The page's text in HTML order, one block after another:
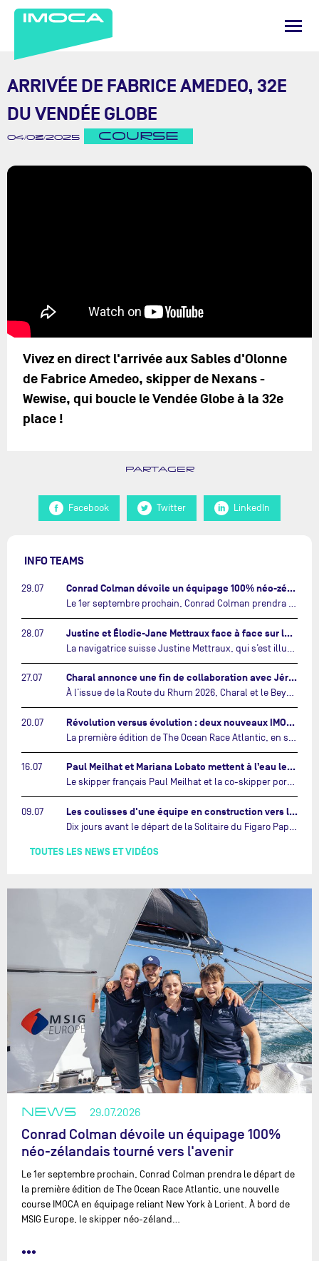
ARRIVÉE DE FABRICE AMEDEO, 32E
DU VENDÉE GLOBE
04/03/2025 COURSE
Vivez en direct l'arrivée aux Sables d'Olonne
de Fabrice Amedeo, skipper de Nexans -
Wewise, qui boucle le Vendée Globe à la 32e
place !
PARTAGER
Facebook Twitter LinkedIn
INFO TEAMS
29.07 Conrad Colman dévoile un équipage 100% néo-zélandais tourné vers l'avenir…
Le 1er septembre prochain, Conrad Colman prendra le départ de la première édition de The Ocean Race Atlantic, une nouvelle course IMOCA en équipage reliant New York à Lorient. À bord de MSIG Europe, le skipper néo-zélandais sera entouré de trois jeunes talents issus de la voile néo-zélandaise : Megan Thomson, Anna Merchant et Aaron Hume-Merry.…
28.07 Justine et Élodie-Jane Mettraux face à face sur la transatlantique The Ocean Race Atlantic…
27.07 Charal annonce une fin de collaboration avec Jérémie Beyou et le Beyou Racing après la Route du Rhum…
À l’issue de la Route du Rhum 2026, Charal et le Beyou Racing mettront fin à leur collaboration. Il a été décidé de manière concertée, après dix ans d’une collaboration riche et performante, d’ouvrir une nouvelle ère pour le projet du Charal Sailing Team.…
20.07 Révolution versus évolution : deux nouveaux IMOCA très différents se préparent pour The Ocean Race Atlantic…
16.07 Paul Meilhat et Mariana Lobato mettent à l’eau leur bateau et lancent leur nouvelle campagne « United by the Ocean »…
Le skipper français Paul Meilhat et la co-skipper portugaise Mariana Lobato mettent à l’eau aujourd’hui à Lorient leur IMOCA à bord duquel ils participeront à The Ocean Race Atlantic (septembre 2026) puis à The Ocean Race, le tour du monde en équipage (janvier 2027).…
09.07 Les coulisses d'une équipe en construction vers le Vendée Globe…
Dix jours avant le départ de la Solitaire du Figaro Paprec, enjeu sportif majeur de la saison du Team Paprec, en plein chantier du futur IMOCA Paprec, l’équipe a dû s’adapter au forfait de Yoann Richomme pour blessure.…
TOUTES LES NEWS ET VIDÉOS
NEWS 29.07.2026
Conrad Colman dévoile un équipage 100%
néo-zélandais tourné vers l'avenir
Le 1er septembre prochain, Conrad Colman prendra le départ de
la première édition de The Ocean Race Atlantic, une nouvelle
course IMOCA en équipage reliant New York à Lorient. À bord de
MSIG Europe, le skipper néo-zéland…
•••